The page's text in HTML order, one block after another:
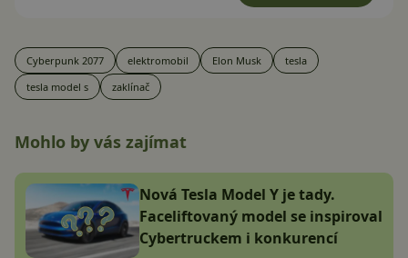
Cyberpunk 2077 elektromobil Elon Musk
tesla
tesla model s
zaklínač
Mohlo by vás zajímat
Nová Tesla Model Y je tady.
Faceliftovaný model se inspiroval
Cybertruckem i konkurencí